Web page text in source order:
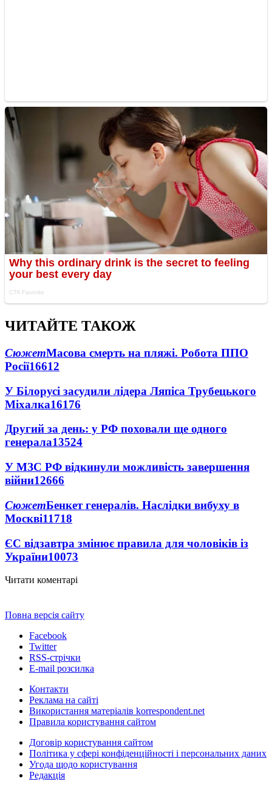
ЧИТАЙТЕ ТАКОЖ
СюжетМасова смерть на пляжі. Робота ППО
Росії16612
У Білорусі засудили лідера Ляпіса Трубецького
Міхалка16176
Другий за день: у РФ поховали ще одного
генерала13524
У МЗС РФ відкинули можливість завершення
війни12666
СюжетБенкет генералів. Наслідки вибуху в
Москві11718
ЄС відзавтра змінює правила для чоловіків із
України10073
Читати коментарі
Повна версія сайту
Facebook
Twitter
RSS-стрічки
E-mail розсилка
Контакти
Реклама на сайті
Використання матеріалів korrespondent.net
Правила користування сайтом
Договір користування сайтом
Політика у сфері конфіденційності і персональних даних
Угода щодо користування
Редакція